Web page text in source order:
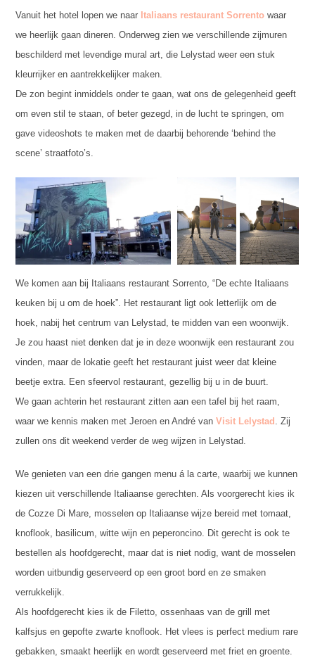
Vanuit het hotel lopen we naar Italiaans restaurant Sorrentowaar
we heerlijk gaan dineren. Onderweg zien we verschillende zijmuren
beschilderd met levendige mural art, die Lelystad weer een stuk
kleurrijker en aantrekkelijker maken.
De zon begint inmiddels onder te gaan, wat ons de gelegenheid geeft
om even stil te staan, of beter gezegd, in de lucht te springen, om
gave videoshots te maken met de daarbij behorende ‘behind the
scene’ straatfoto’s.
We komen aan bij Italiaans restaurant Sorrento, “De echte Italiaans
keuken bij u om de hoek”. Het restaurant ligt ook letterlijk om de
hoek, nabij het centrum van Lelystad, te midden van een woonwijk.
Je zou haast niet denken dat je in deze woonwijk een restaurant zou
vinden, maar de lokatie geeft het restaurant juist weer dat kleine
beetje extra. Een sfeervol restaurant, gezellig bij u in de buurt.
We gaan achterin het restaurant zitten aan een tafel bij het raam,
waar we kennis maken met Jeroen en André van Visit Lelystad . Zij
zullen ons dit weekend verder de weg wijzen in Lelystad.
We genieten van een drie gangen menu á la carte, waarbij we kunnen
kiezen uit verschillende Italiaanse gerechten. Als voorgerecht kies ik
de Cozze Di Mare, mosselen op Italiaanse wijze bereid met tomaat,
knoflook, basilicum, witte wijn en peperoncino. Dit gerecht is ook te
bestellen als hoofdgerecht, maar dat is niet nodig, want de mosselen
worden uitbundig geserveerd op een groot bord en ze smaken
verrukkelijk.
Als hoofdgerecht kies ik de Filetto, ossenhaas van de grill met
kalfsjus en gepofte zwarte knoflook. Het vlees is perfect medium rare
gebakken, smaakt heerlijk en wordt geserveerd met friet en groente.